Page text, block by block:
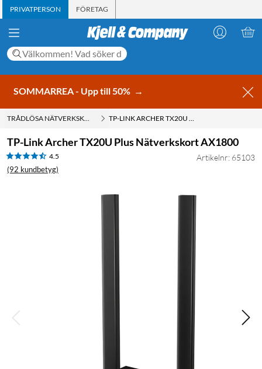
PRIVATPERSON FÖRETAG
SOMMARREA - Upp till 50% →
TRÅDLÖSA NÄTVERKSKORT TP-LINK ARCHER TX20U PLUS NÄTVERKSKORT AX1800
TP-Link Archer TX20U Plus Nätverkskort AX1800
4.5
(92 kundbetyg)
Artikelnr: 65103